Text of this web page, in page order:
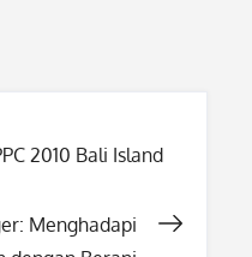
2010 Bali Island
Menghadapi